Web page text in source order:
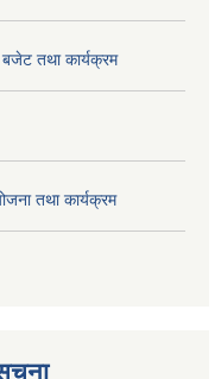
तथा कार्यक्रम
तथा कार्यक्रम